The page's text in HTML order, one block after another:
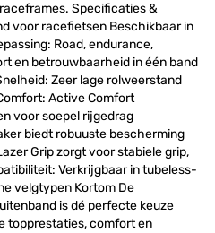
Specificaties &
voor racefietsen Beschikbaar in
Road, endurance,
en betrouwbaarheid in één band
Zeer lage rolweerstand
Active Comfort
voor soepel rijgedrag
biedt robuuste bescherming
Grip zorgt voor stabiele grip,
Verkrijgbaar in tubeless-
velgtypen Kortom De
is dé perfecte keuze
topprestaties, comfort en